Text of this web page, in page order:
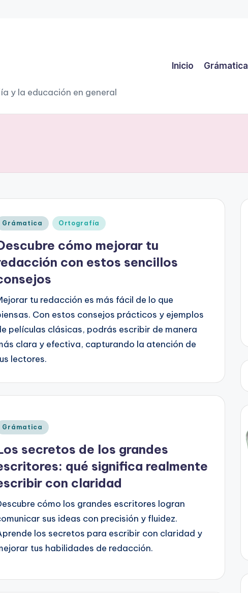
y la educación en general
Inicio Grámatica
Grámatica Ortografía
cómo mejorar tu
con estos sencillos
tu redacción es más fácil de lo que
Con estos consejos prácticos y ejemplos
películas clásicas, podrás escribir de manera
clara y efectiva, capturando la atención de
lectores.
Grámatica
secretos de los grandes
qué significa realmente
con claridad
cómo los grandes escritores logran
sus ideas con precisión y fluidez.
los secretos para escribir con claridad y
tus habilidades de redacción.